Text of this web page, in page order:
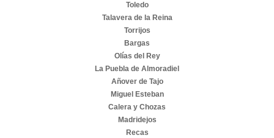
Toledo
Talavera de la Reina
Torrijos
Bargas
Olías del Rey
La Puebla de Almoradiel
Añover de Tajo
Miguel Esteban
Calera y Chozas
Madridejos
Recas